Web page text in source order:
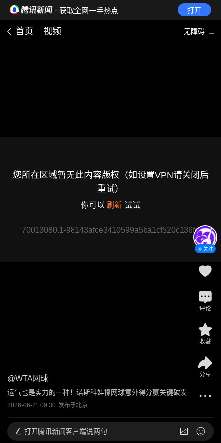
· 获取全网一手热点 打开
首页 视频 无障碍
您所在区域暂无此内容版权（如设置VPN请关闭后
重试）
你可以 刷新 试试
70013080.1-98143afce3410599a5ba1cf520c136fd
@WTA网球
运气也是实力的一种！诺斯科娃擦网球意外得分赢关键破发
2026-06-21 09:30 发布于北京
关注
评论
收藏
分享
打开腾讯新闻客户端说两句